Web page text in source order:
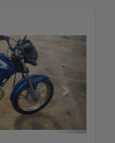
Próximo